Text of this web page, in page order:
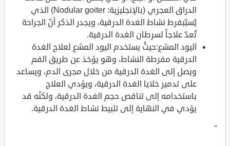
الدراق العجري (بالإنجليزية: Nodular goiter) الذي
يُسبّبفرط نشاط الغدة الدرقية، ويجدر الذكر أنّ الجراحة
تُعدّ علاجاً لسرطان الغدة الدرقية.
اليود المشع:حيثُ يستخدم اليود المشع لعلاج الغدة
الدرقية مفرطة النشاط، وهو يؤخذ عن طريق الفم
ويصل إلى الغدة الدرقية من خلال مجرى الدم، ويساعد
على تدمير خلايا الغدة الدرقية، ويؤدي العلاج
باستخدامه إلى تناقص حجم الغدة الدرقية، ولكنّه قد
يؤدي في النهاية إلى تثبيط نشاط الغدة الدرقية.
"